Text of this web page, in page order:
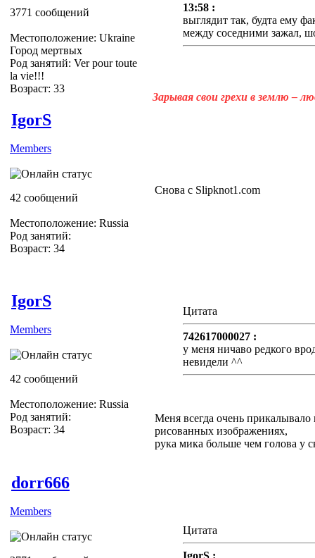
3771 сообщений
Местоположение: Ukraine
Город мертвых
Род занятий: Ver pour toute
la vie!!!
Возраст: 33
13:58 :
выглядит так, будта ему
между соседними зажал,
Зарывая свои грехи в землю –
IgorS
Members
42 сообщений
Местоположение: Russia
Род занятий:
Возраст: 34
Снова с Slipknot1.com
IgorS
Members
42 сообщений
Местоположение: Russia
Род занятий:
Возраст: 34
Цитата
742617000027 :
у меня ничаво редкого
невидели ^^
Меня всегда очень
рисованных изображениях,
рука мика больше чем голова у
dorr666
Members
Цитата
IgorS :